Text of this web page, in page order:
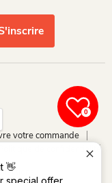
👋
special offer
votre commande
Politique de confidentialité
0